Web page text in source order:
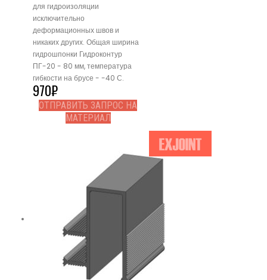
для гидроизоляции
исключительно
деформационных швов и
никаких других. Общая ширина
гидрошпонки Гидроконтур
ПГ-20 - 80 мм, температура
гибкости на брусе - -40 С.
970₽
ОТПРАВИТЬ ЗАПРОС НА
МАТЕРИАЛ